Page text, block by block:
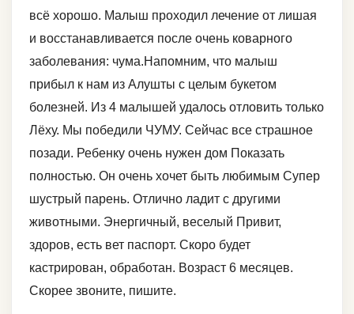
всё хорошо. Малыш проходил лечение от лишая
и восстанавливается после очень коварного
заболевания: чума.Напомним, что малыш
прибыл к нам из Алушты с целым букетом
болезней. Из 4 малышей удалось отловить только
Лёху. Мы победили ЧУМУ. Сейчас все страшное
позади. Ребенку очень нужен дом Показать
полностью. Он очень хочет быть любимым Супер
шустрый парень. Отлично ладит с другими
животными. Энергичный, веселый Привит,
здоров, есть вет паспорт. Скоро будет
кастрирован, обработан. Возраст 6 месяцев.
Скорее звоните, пишите.